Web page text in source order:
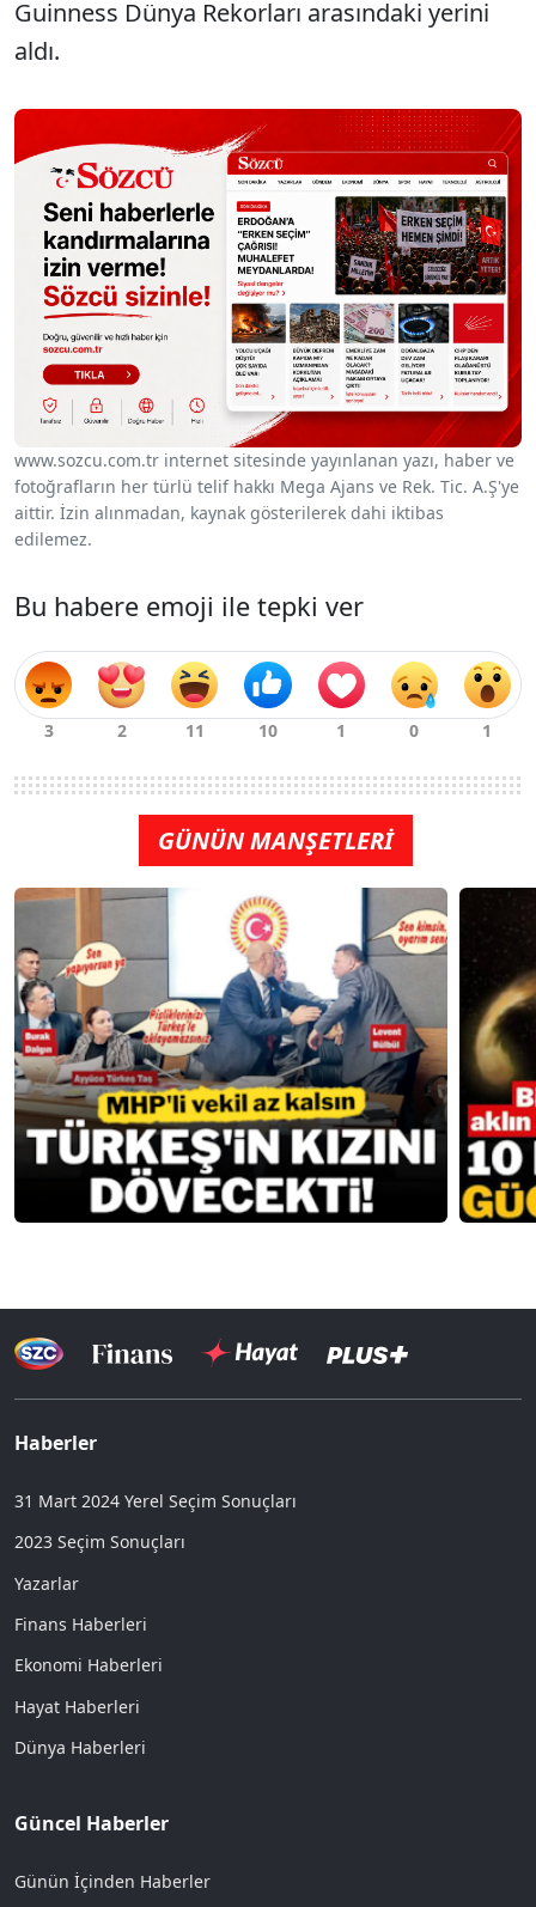
Guinness Dünya Rekorları arasındaki yerini
aldı.
www.sozcu.com.tr internet sitesinde yayınlanan yazı, haber ve
fotoğrafların her türlü telif hakkı Mega Ajans ve Rek. Tic. A.Ş'ye
aittir. İzin alınmadan, kaynak gösterilerek dahi iktibas
edilemez.
Bu habere emoji ile tepki ver
GÜNÜN MANŞETLERİ
Haberler
31 Mart 2024 Yerel Seçim Sonuçları
2023 Seçim Sonuçları
Yazarlar
Finans Haberleri
Ekonomi Haberleri
Hayat Haberleri
Dünya Haberleri
Güncel Haberler
Günün İçinden Haberler